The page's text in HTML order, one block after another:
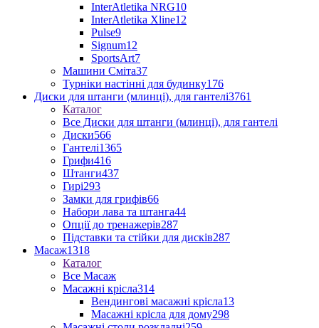
InterAtletika NRG10
InterAtletika Xline12
Pulse9
Signum12
SportsArt7
Машини Сміта37
Турніки настінні для будинку176
Диски для штанги (млинці), для гантелі3761
Каталог
Все Диски для штанги (млинці), для гантелі
Диски566
Гантелі1365
Грифи416
Штанги437
Гирі293
Замки для грифів66
Набори лава та штанга44
Опції до тренажерів287
Підставки та стійки для дисків287
Масаж1318
Каталог
Все Масаж
Масажні крісла314
Вендингові масажні крісла13
Масажні крісла для дому298